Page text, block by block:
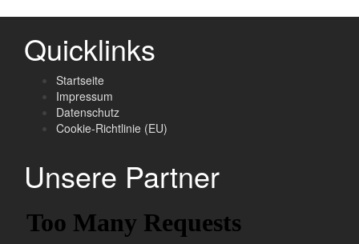
Quicklinks
Startseite
Impressum
Datenschutz
Cookie-Richtlinie (EU)
Unsere Partner